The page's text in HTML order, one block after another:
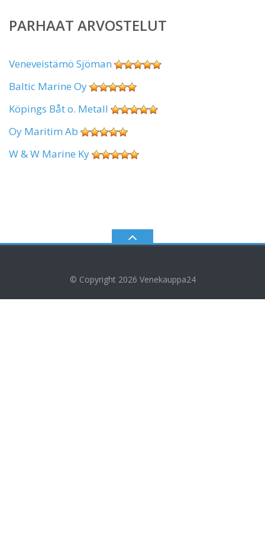
PARHAAT ARVOSTELUT
Veneveistämö Sjöman
Baltic Marine Oy
Köpings Båt o. Metall
Oy Maritim Ab
W & W Marine Ky
© Copyright 2026 Venekauppa24